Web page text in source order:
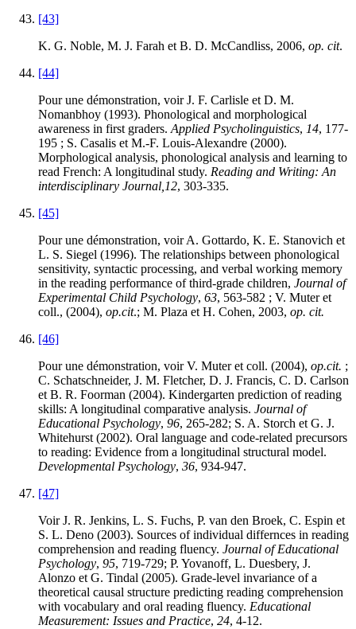
[43]
K. G. Noble, M. J. Farah et B. D. McCandliss, 2006, op. cit.
[44]
Pour une démonstration, voir J. F. Carlisle et D. M.
Nomanbhoy (1993). Phonological and morphological
awareness in first graders. Applied Psycholinguistics, 14, 177-
195 ; S. Casalis et M.-F. Louis-Alexandre (2000).
Morphological analysis, phonological analysis and learning to
read French: A longitudinal study. Reading and Writing: An
interdisciplinary Journal, 12, 303-335.
[45]
Pour une démonstration, voir A. Gottardo, K. E. Stanovich et
L. S. Siegel (1996). The relationships between phonological
sensitivity, syntactic processing, and verbal working memory
in the reading performance of third-grade children, Journal of
Experimental Child Psychology, 63, 563-582 ; V. Muter et
coll., (2004), op.cit.; M. Plaza et H. Cohen, 2003, op. cit.
[46]
Pour une démonstration, voir V. Muter et coll. (2004), op.cit. ;
C. Schatschneider, J. M. Fletcher, D. J. Francis, C. D. Carlson
et B. R. Foorman (2004). Kindergarten prediction of reading
skills: A longitudinal comparative analysis. Journal of
Educational Psychology, 96, 265-282; S. A. Storch et G. J.
Whitehurst (2002). Oral language and code-related precursors
to reading: Evidence from a longitudinal structural model.
Developmental Psychology, 36, 934-947.
[47]
Voir J. R. Jenkins, L. S. Fuchs, P. van den Broek, C. Espin et
S. L. Deno (2003). Sources of individual differnces in reading
comprehension and reading fluency. Journal of Educational
Psychology, 95, 719-729; P. Yovanoff, L. Duesbery, J.
Alonzo et G. Tindal (2005). Grade-level invariance of a
theoretical causal structure predicting reading comprehension
with vocabulary and oral reading fluency. Educational
Measurement: Issues and Practice, 24, 4-12.